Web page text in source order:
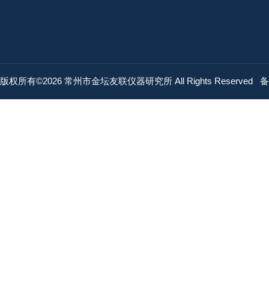
版权所有©2026 常州市金坛友联仪器研究所 All Rights Reserved